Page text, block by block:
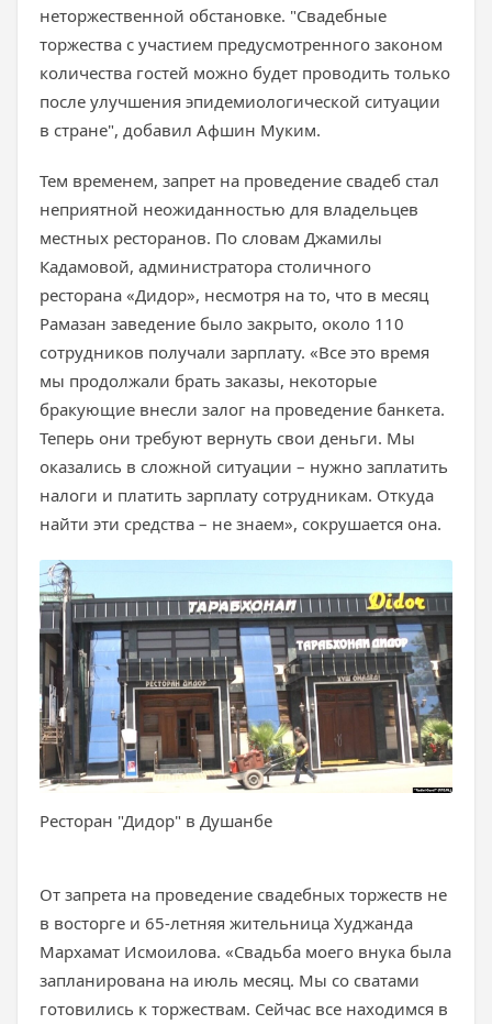
неторжественной обстановке. "Свадебные
торжества с участием предусмотренного законом
количества гостей можно будет проводить только
после улучшения эпидемиологической ситуации
в стране", добавил Афшин Муким.
Тем временем, запрет на проведение свадеб стал
неприятной неожиданностью для владельцев
местных ресторанов. По словам Джамилы
Кадамовой, администратора столичного
ресторана «Дидор», несмотря на то, что в месяц
Рамазан заведение было закрыто, около 110
сотрудников получали зарплату. «Все это время
мы продолжали брать заказы, некоторые
бракующие внесли залог на проведение банкета.
Теперь они требуют вернуть свои деньги. Мы
оказались в сложной ситуации – нужно заплатить
налоги и платить зарплату сотрудникам. Откуда
найти эти средства – не знаем», сокрушается она.
Ресторан "Дидор" в Душанбе
От запрета на проведение свадебных торжеств не
в восторге и 65-летняя жительница Худжанда
Мархамат Исмоилова. «Свадьба моего внука была
запланирована на июль месяц. Мы со сватами
готовились к торжествам. Сейчас все находимся в